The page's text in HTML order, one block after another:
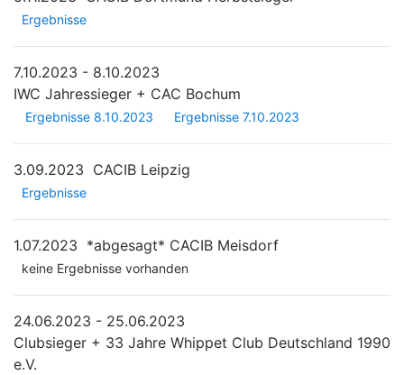
Ergebnisse
7.10.2023 - 8.10.2023
IWC Jahressieger + CAC Bochum
Ergebnisse 8.10.2023 Ergebnisse 7.10.2023
3.09.2023 CACIB Leipzig
Ergebnisse
1.07.2023 *abgesagt* CACIB Meisdorf
keine Ergebnisse vorhanden
24.06.2023 - 25.06.2023
Clubsieger + 33 Jahre Whippet Club Deutschland 1990
e.V.